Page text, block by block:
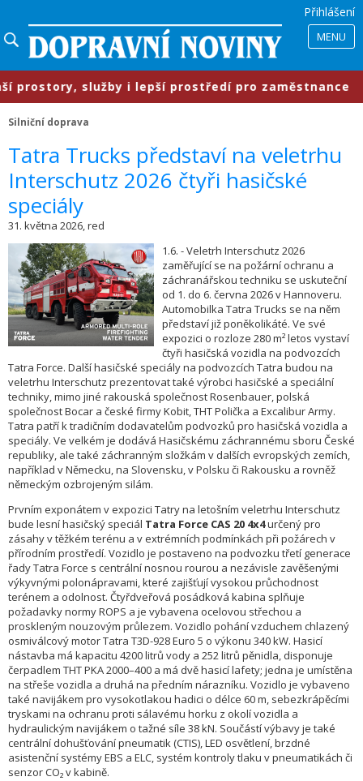
Přihlášení
MENU
služby i lepší prostředí pro zaměstnance
Silniční doprava
​Tatra Trucks představí na veletrhu
Interschutz 2026 čtyři hasičské
speciály
31. května 2026, red
1.6. - Veletrh Interschutz 2026
zaměřující se na požární ochranu a
záchranářskou techniku se uskuteční
od 1. do 6. června 2026 v Hannoveru.
Automobilka Tatra Trucks se na něm
představí již poněkolikáté. Ve své
expozici o rozloze 280 m² letos vystaví
čtyři hasičská vozidla na podvozcích
Tatra Force. Další hasičské speciály na podvozcích Tatra budou na
veletrhu Interschutz prezentovat také výrobci hasičské a speciální
techniky, mimo jiné rakouská společnost Rosenbauer, polská
společnost Bocar a české firmy Kobit, THT Polička a Excalibur Army.
Tatra patří k tradičním dodavatelům podvozků pro hasičská vozidla a
speciály. Ve velkém je dodává Hasičskému záchrannému sboru České
republiky, ale také záchranným složkám v dalších evropských zemích,
například v Německu, na Slovensku, v Polsku či Rakousku a rovněž
německým ozbrojeným silám.
Prvním exponátem v expozici Tatry na letošním veletrhu Interschutz
bude lesní hasičský speciál Tatra Force CAS 20 4x4určený pro
zásahy v těžkém terénu a v extrémních podmínkách při požárech v
přírodním prostředí. Vozidlo je postaveno na podvozku třetí generace
řady Tatra Force s centrální nosnou rourou a nezávisle zavěšenými
výkyvnými polonápravami, které zajišťují vysokou průchodnost
terénem a odolnost. Čtyřdveřová posádková kabina splňuje
požadavky normy ROPS a je vybavena ocelovou střechou a
proskleným nouzovým průlezem. Vozidlo pohání vzduchem chlazený
osmiválcový motor Tatra T3D-928 Euro 5 o výkonu 340 kW. Hasicí
nástavba má kapacitu 4200 litrů vody a 252 litrů pěnidla, disponuje
čerpadlem THT PKA 2000–400 a má dvě hasicí lafety; jedna je umístěna
na střeše vozidla a druhá na předním nárazníku. Vozidlo je vybaveno
také navijákem pro vysokotlakou hadici o délce 60 m, sebezkrápěcími
tryskami na ochranu proti sálavému horku z okolí vozidla a
hydraulickým navijákem o tažné síle 38 kN. Součástí výbavy je také
centrální dohušťování pneumatik (CTIS), LED osvětlení, brzdné
asistenční systémy EBS a ELC, systém kontroly tlaku v pneumatikách či
senzor CO₂ v kabině.